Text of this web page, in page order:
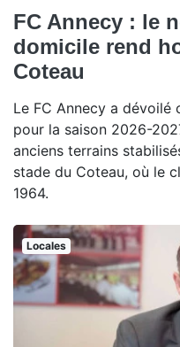
FC Annecy : le
domicile rend
Coteau
Le FC Annecy a
pour la saison 2026-
anciens terrains
stade du Coteau, où le
1964.
Locales